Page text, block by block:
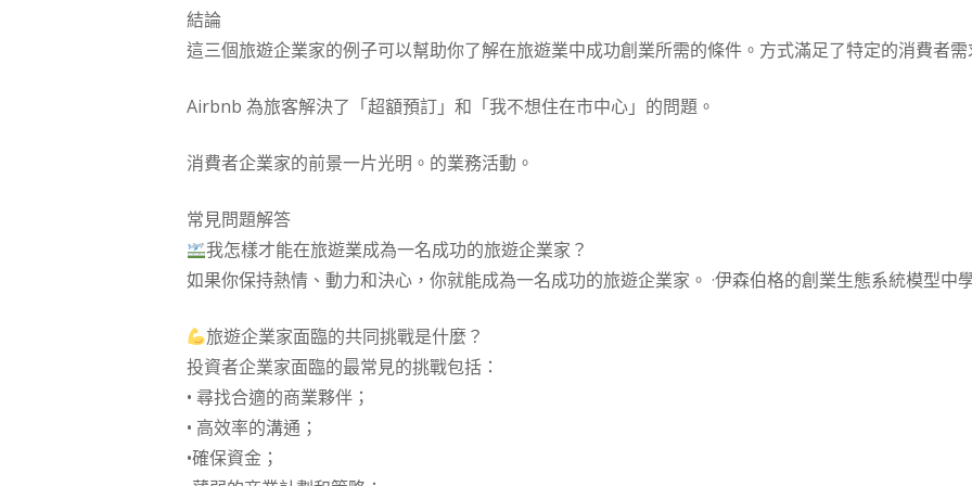
結論
這三個旅遊企業家的例子可以幫助你了解在旅遊業中成功創業所需的條件。方式滿足了特定的消費者需
Airbnb 為旅客解決了「超額預訂」和「我不想住在市中心」的問題。
消費者企業家的前景一片光明。的業務活動。
常見問題解答
我怎樣才能在旅遊業成為一名成功的旅遊企業家？
如果你保持熱情、動力和決心，你就能成為一名成功的旅遊企業家。 ·伊森伯格的創業生態系統模型中
旅遊企業家面臨的共同挑戰是什麼？
投資者企業家面臨的最常見的挑戰包括：
• 尋找合適的商業夥伴；
• 高效率的溝通；
•確保資金；